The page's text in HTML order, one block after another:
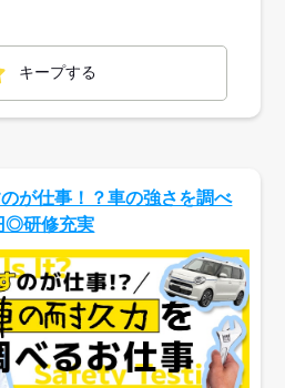
キープする
が仕事！？車の強さを調べ
◎研修充実